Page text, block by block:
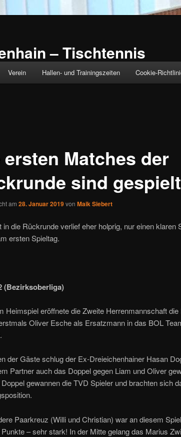
– Tischtennis
Verein Hallen- und Trainingszeiten Cookie-
ersten Matches der
sind gespielt
am 28. Januar 2019von Maik Siebert
in die Rückrunde verlief eher holprig, nur einen klaren
ersten Spieltag.
(Bezirksoberliga)
Heimspiel eröffnete die Zweite Herrenmannschaft
Oliver Esche als Ersatzmann in das BOL
der Gäste schlug der Ex-Dreieichenhainer Hasan
Partner auch das Doppel gegen Liam und Oliver
gewannen die TVD Spieler und brachten sich
Paarkreuz (Willi und Christian) war an diesem
Punkte – sehr stark! In der Mitte gelang das Marius